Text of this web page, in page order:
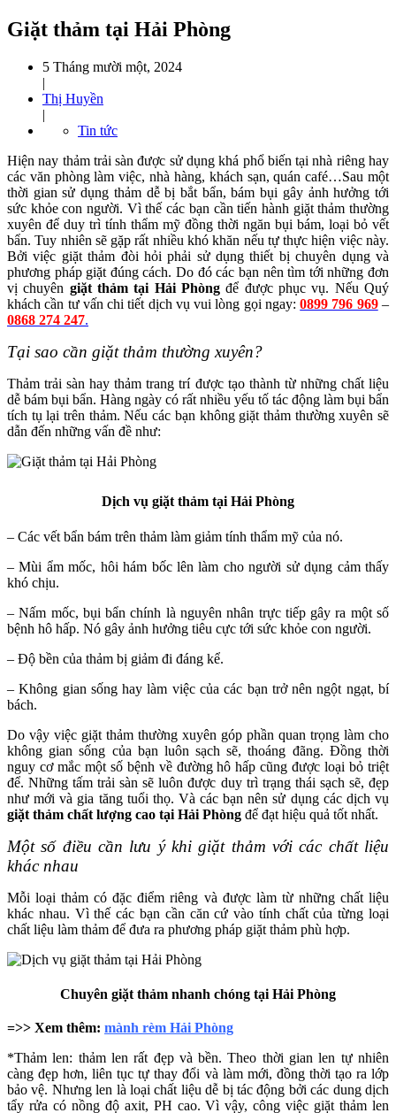
Giặt thảm tại Hải Phòng
5 Tháng mười một, 2024
|
Thị Huyền
|
Tin tức
Hiện nay thảm trải sàn được sử dụng khá phổ biến tại nhà riêng hay
các văn phòng làm việc, nhà hàng, khách sạn, quán café…Sau một
thời gian sử dụng thảm dễ bị bắt bẩn, bám bụi gây ảnh hưởng tới
sức khỏe con người. Vì thế các bạn cần tiến hành giặt thảm thường
xuyên để duy trì tính thẩm mỹ đồng thời ngăn bụi bám, loại bỏ vết
bẩn. Tuy nhiên sẽ gặp rất nhiều khó khăn nếu tự thực hiện việc này.
Bởi việc giặt thảm đòi hỏi phải sử dụng thiết bị chuyên dụng và
phương pháp giặt đúng cách. Do đó các bạn nên tìm tới những đơn
vị chuyên giặt thảm tại Hải Phòng để được phục vụ. Nếu Quý
khách cần tư vấn chi tiết dịch vụ vui lòng gọi ngay:0899 796 969–
0868 274 247.
Tại sao cần giặt thảm thường xuyên?
Thảm trải sàn hay thảm trang trí được tạo thành từ những chất liệu
dễ bám bụi bẩn. Hàng ngày có rất nhiều yếu tố tác động làm bụi bẩn
tích tụ lại trên thảm. Nếu các bạn không giặt thảm thường xuyên sẽ
dẫn đến những vấn đề như:
Dịch vụ giặt thảm tại Hải Phòng
– Các vết bẩn bám trên thảm làm giảm tính thẩm mỹ của nó.
– Mùi ẩm mốc, hôi hám bốc lên làm cho người sử dụng cảm thấy
khó chịu.
– Nấm mốc, bụi bẩn chính là nguyên nhân trực tiếp gây ra một số
bệnh hô hấp. Nó gây ảnh hưởng tiêu cực tới sức khỏe con người.
– Độ bền của thảm bị giảm đi đáng kể.
– Không gian sống hay làm việc của các bạn trở nên ngột ngạt, bí
bách.
Do vậy việc giặt thảm thường xuyên góp phần quan trọng làm cho
không gian sống của bạn luôn sạch sẽ, thoáng đãng. Đồng thời
nguy cơ mắc một số bệnh về đường hô hấp cũng được loại bỏ triệt
để. Những tấm trải sàn sẽ luôn được duy trì trạng thái sạch sẽ, đẹp
như mới và gia tăng tuổi thọ. Và các bạn nên sử dụng các dịch vụ
giặt thảm chất lượng cao tại Hải Phòng để đạt hiệu quả tốt nhất.
Một số điều cần lưu ý khi giặt thảm với các chất liệu
khác nhau
Mỗi loại thảm có đặc điểm riêng và được làm từ những chất liệu
khác nhau. Vì thế các bạn cần căn cứ vào tính chất của từng loại
chất liệu làm thảm để đưa ra phương pháp giặt thảm phù hợp.
Chuyên giặt thảm nhanh chóng tại Hải Phòng
=>> Xem thêm: mành rèm Hải Phòng
*Thảm len: thảm len rất đẹp và bền. Theo thời gian len tự nhiên
càng đẹp hơn, liên tục tự thay đổi và làm mới, đồng thời tạo ra lớp
bảo vệ. Nhưng len là loại chất liệu dễ bị tác động bởi các dung dịch
tẩy rửa có nồng độ axit, PH cao. Vì vậy, công việc giặt thảm len